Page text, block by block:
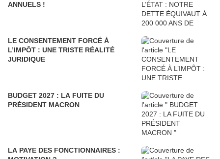
ANNUELS !
LE CONSENTEMENT FORCÉ À
L’IMPÔT : UNE TRISTE RÉALITÉ
JURIDIQUE
BUDGET 2027 : LA FUITE DU
PRÉSIDENT MACRON
LA PAYE DES FONCTIONNAIRES :